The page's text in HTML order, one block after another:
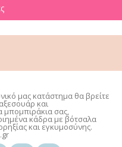
μας κατάστημα θα βρείτε
και
μπομπιράκια σας,
κάδρα με βότσαλα
και εγκυμοσύνης.